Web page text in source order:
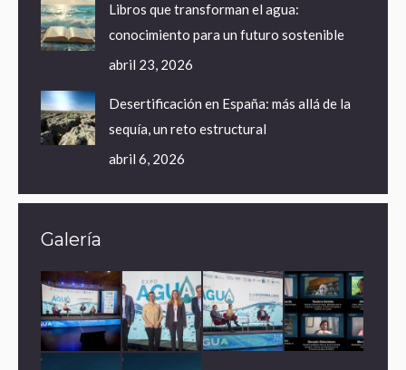
Libros que transforman el agua:
conocimiento para un futuro sostenible
abril 23, 2026
Desertificación en España: más allá de la
sequía, un reto estructural
abril 6, 2026
Galería